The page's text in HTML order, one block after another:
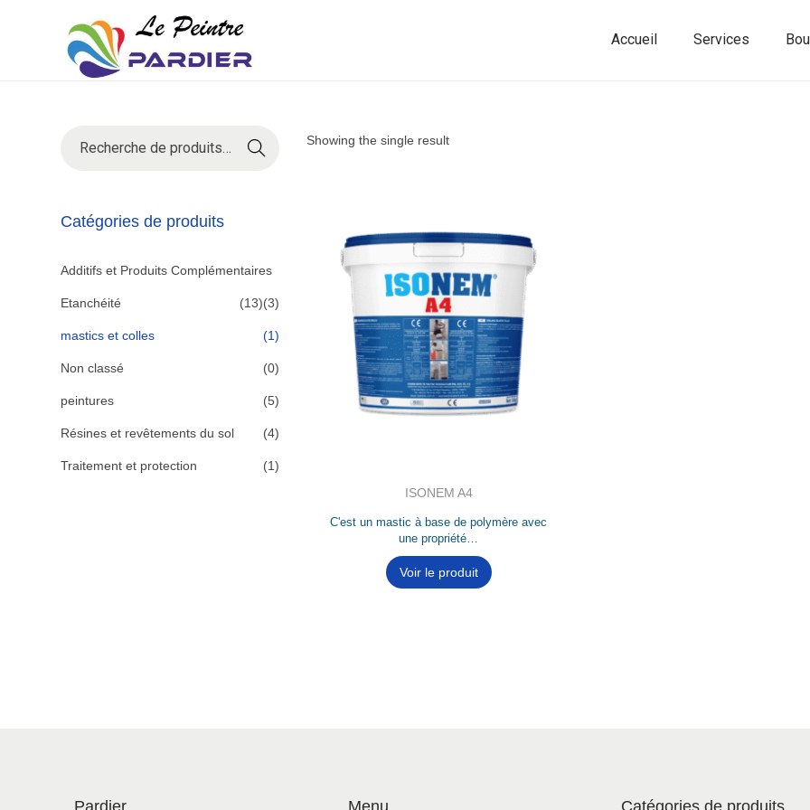
Accueil Services
Showing the single result
ISONEM A4
C'est un mastic à base de polymère avec
une propriété…
Voir le produit
R
C
Catégories de produits
Additifs et Produits Complémentaires
(3)
Etanchéité (13)
mastics et colles (1)
Non classé (0)
peintures (5)
Résines et revêtements du sol (4)
Traitement et protection (1)